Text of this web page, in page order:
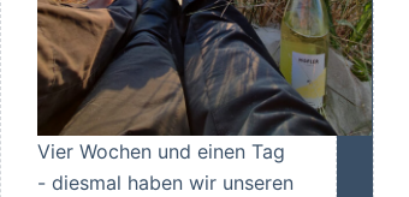
Vier Wochen und einen Tag
- diesmal haben wir unseren